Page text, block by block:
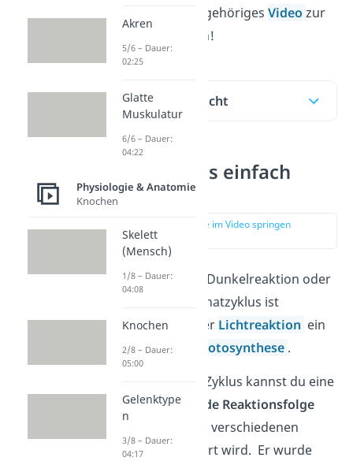
gerne unser dazugehöriges Video zur
Dunkelreaktion an!
Inhaltsübersicht
Calvin Zyklus einfach
erklärt
zur Stelle im Video springen
Der Calvin Zyklus, Dunkelreaktion oder
Ribulosebisphosphatzyklus ist
gemeinsam mit der Lichtreaktion ein
Teilprozess der
Photosynthese .
Unter dem Calvin Zyklus kannst du eine
Kreis ablaufende Reaktionsfolge
verstehen, die von verschiedenen
Enzymen katalysiert wird. Er wurde
Akren
5/6 – Dauer:
02:25
Glatte
Muskulatur
6/6 – Dauer:
04:22
Physiologie & Anatomie
Knochen
Skelett
(Mensch)
1/8 – Dauer:
04:08
Knochen
2/8 – Dauer:
05:00
Gelenktype
n
3/8 – Dauer:
04:17